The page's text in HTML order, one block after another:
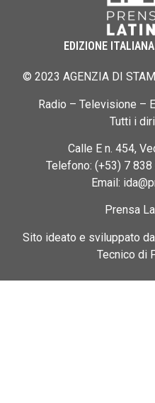
EDIZIONE ITALIANA
© 2023 AGENZIA DI
Radio – Televisione –
Tutti i
Calle E n. 454,
Telefono: (+53) 7
Email:
Prensa
Sito ideato e sviluppato
Tecnico di